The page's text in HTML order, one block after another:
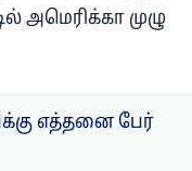
அமெரிக்கா முழு
எத்தனை பேர்